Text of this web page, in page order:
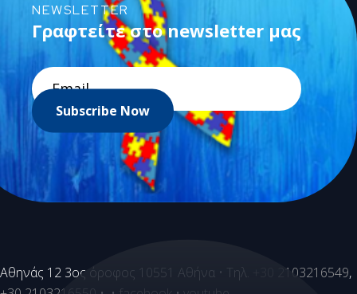
NEWSLETTER
Γραφτείτε στο newsletter μας
Subscribe Now
Aθηνάς 12 3ος όροφος 10551 Αθήνα • Τηλ. +30 2103216549,